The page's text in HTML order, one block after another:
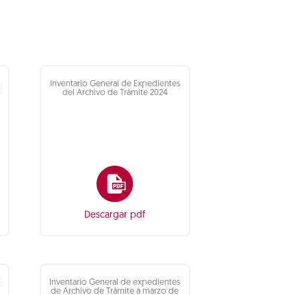
Inventario General de Expedientes
del Archivo de Trámite 2024
Descargar pdf
Inventario General de expedientes
de Archivo de Trámite a marzo de